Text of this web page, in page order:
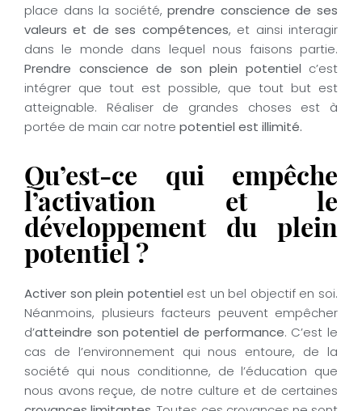
place dans la société,prendre conscience de ses
valeurs et de ses compétences, et ainsi interagir
dans le monde dans lequel nous faisons partie.
Prendre conscience de son plein potentiel
c’est
intégrer que tout est possible, que tout but est
atteignable. Réaliser de grandes choses est à
portée de main car notre potentiel est illimité.
Qu’est-ce qui empêche
l’activation et le
développement du plein
potentiel ?
Activer son plein potentiel est un bel objectif en soi.
Néanmoins, plusieurs facteurs peuvent empêcher
d’atteindre son potentiel de performance. C’est le
cas de l’environnement qui nous entoure, de la
société qui nous conditionne, de l’éducation que
nous avons reçue, de notre culture et de certaines